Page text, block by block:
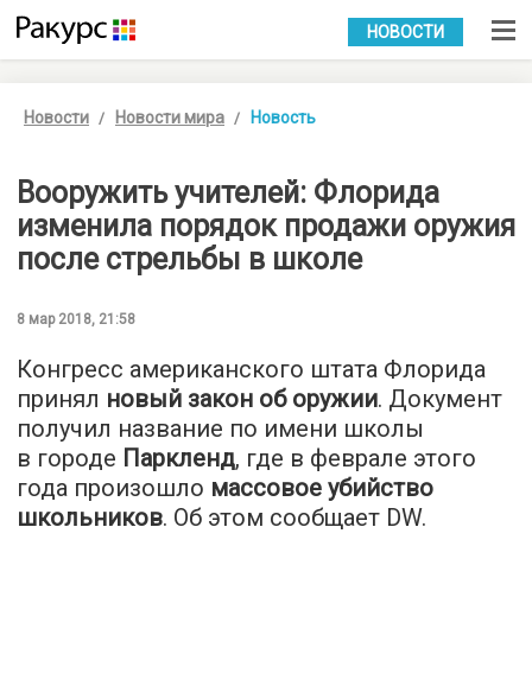
УКР РУС
НОВОСТИ
Новости Новости мира Новость
Вооружить учителей: Флорида
изменила порядок продажи оружия
после стрельбы в школе
8 мар 2018, 21:58
Конгресс американского штата Флорида
принял новый закон об оружии. Документ
получил название по имени школы
в городе Паркленд, где в феврале этого
года произошло массовое убийство
школьников. Об этом сообщает DW.